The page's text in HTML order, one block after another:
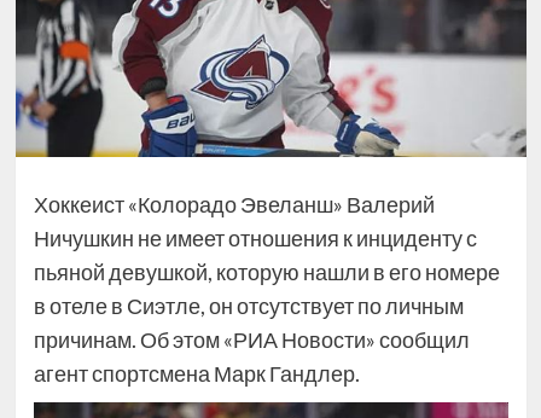
Хоккеист «Колорадо Эвеланш» Валерий
Ничушкин не имеет отношения к инциденту с
пьяной девушкой, которую нашли в его номере
в отеле в Сиэтле, он отсутствует по личным
причинам. Об этом «РИА Новости» сообщил
агент спортсмена Марк Гандлер.